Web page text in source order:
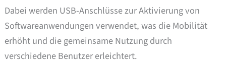
Dabei werden USB-Anschlüsse zur Aktivierung von
Softwareanwendungen verwendet, was die Mobilität
erhöht und die gemeinsame Nutzung durch
verschiedene Benutzer erleichtert.